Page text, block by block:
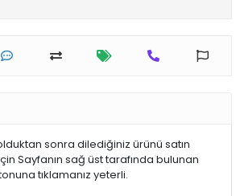
sonra dilediğiniz ürünü satın
Sayfanın sağ üst tarafında bulunan
tıklamanız yeterli.